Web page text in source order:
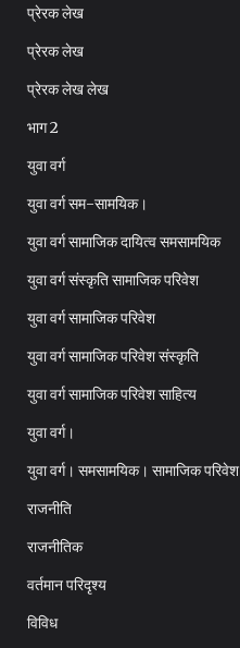
प्रेरक लेख
प्रेरक लेख
प्रेरक लेख लेख
भाग 2
युवा वर्ग
युवा वर्ग सम-सामयिक।
युवा वर्ग सामाजिक दायित्व समसामयिक
युवा वर्ग संस्कृति सामाजिक परिवेश
युवा वर्ग सामाजिक परिवेश
युवा वर्ग सामाजिक परिवेश संस्कृति
युवा वर्ग सामाजिक परिवेश साहित्य
युवा वर्ग।
युवा वर्ग। समसामयिक। सामाजिक परिवेश
राजनीति
राजनीतिक
वर्तमान परिदृश्य
विविध